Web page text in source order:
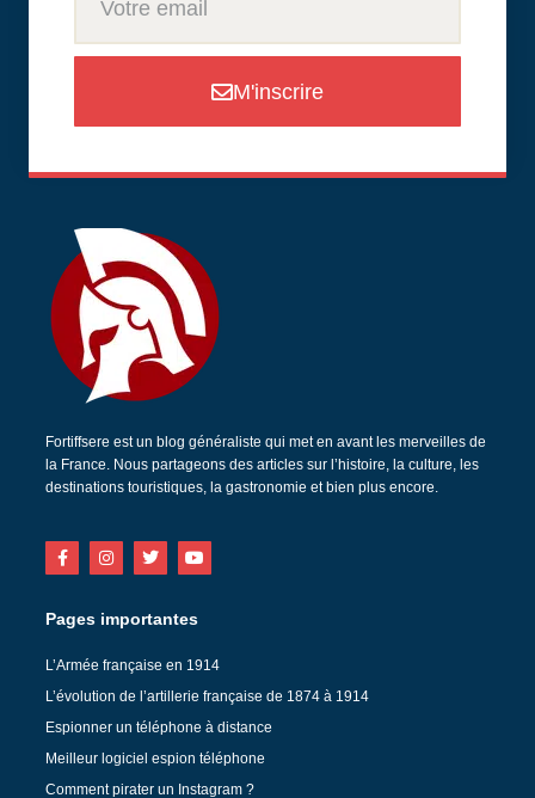
M'inscrire
Fortiffsere est un blog généraliste qui met en avant les merveilles de
la France. Nous partageons des articles sur l’histoire, la culture, les
destinations touristiques, la gastronomie et bien plus encore.
Pages importantes
L’Armée française en 1914
L’évolution de l’artillerie française de 1874 à 1914
Espionner un téléphone à distance
Meilleur logiciel espion téléphone
Comment pirater un Instagram ?